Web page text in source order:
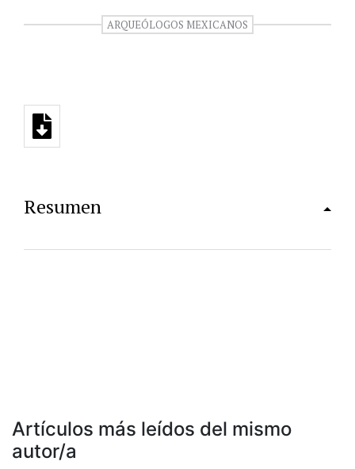
ARQUEÓLOGOS MEXICANOS
Resumen
Artículos más leídos del mismo
autor/a